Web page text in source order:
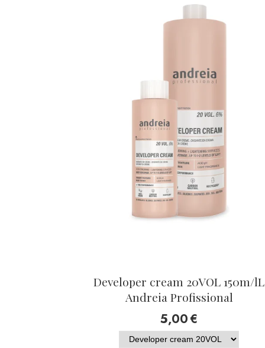
Developer cream 20VOL 150m/lL
Andreia Profissional
5,00€